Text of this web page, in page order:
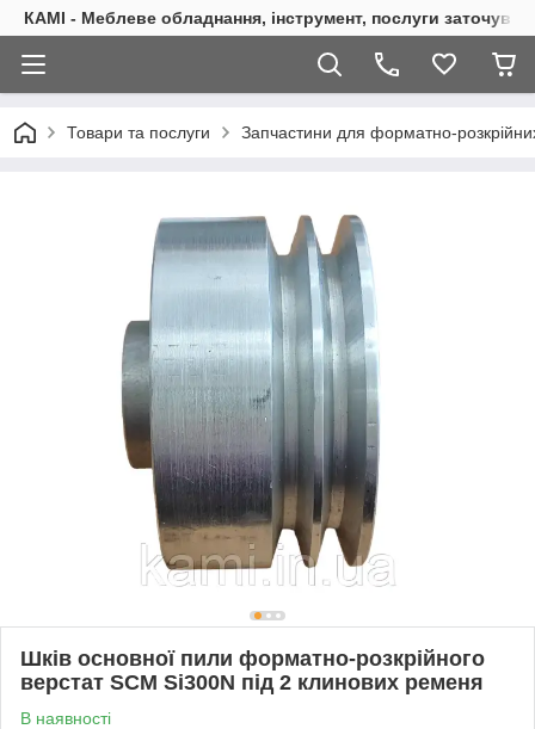
КАМІ - Меблеве обладнання, інструмент, послуги
Товари та послуги Запчастини для форматно-
Шків основної пили форматно-розкрійного
верстат SCM Si300N під 2 клинових ременя
В наявності